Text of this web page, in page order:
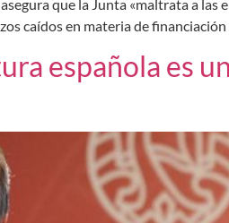
que la Junta «maltrata a
caídos en materia de
española es